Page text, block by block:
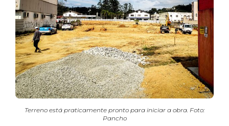
Terreno está praticamente pronto para iniciar a obra. Foto:
Pancho